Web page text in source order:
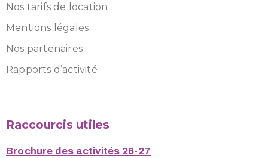
Nos tarifs de location
Mentions légales
Nos partenaires
Rapports d’activité
Raccourcis utiles
Brochure des activités 26-27